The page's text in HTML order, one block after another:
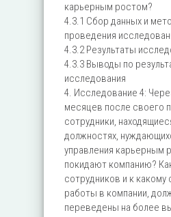
карьерным ростом?
4.3.1 Сбор данных и
проведения
4.3.2 Результаты
4.3.3 Выводы по
исследования
4. Исследование 4:
месяцев после своего
сотрудники,
должностях,
управления карьерным
покидают компанию?
сотрудников и к какому
работы в компании,
переведены на более